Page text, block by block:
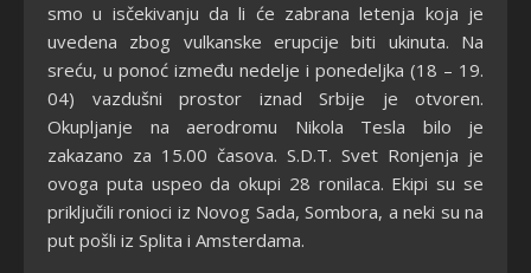
smo u isčekivanju da li će zabrana letenja koja je
uvedena zbog vulkanske erupcije biti ukinuta. Na
sreću, u ponoć između nedelje i ponedeljka (18 – 19.
04) vazdušni prostor iznad Srbije je otvoren.
Okupljanje na aerodromu Nikola Tesla bilo je
zakazano za 15.00 časova. S.D.T. Svet Ronjenja je
ovoga puta uspeo da okupi 28 ronilaca. Ekipi su se
priključili ronioci iz Novog Sada, Sombora, a neki su na
put pošli iz Splita i Amsterdama.